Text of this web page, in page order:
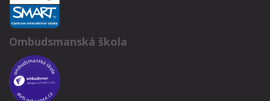
Ombudsmanská škola